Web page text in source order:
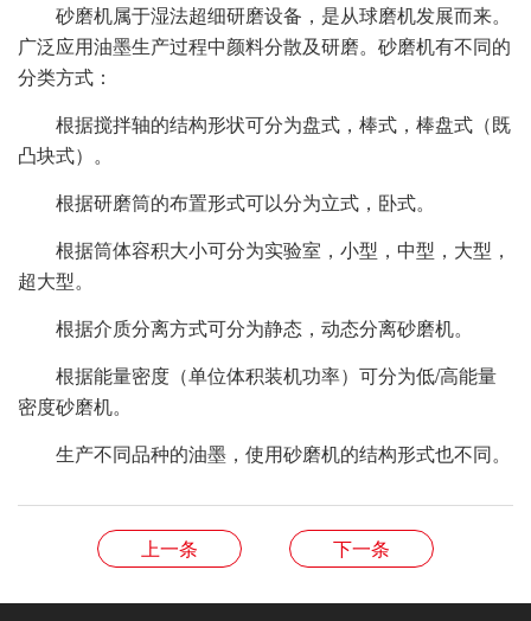
砂磨机属于湿法超细研磨设备，是从球磨机发展而来。
广泛应用油墨生产过程中颜料分散及研磨。砂磨机有不同的
分类方式：
根据搅拌轴的结构形状可分为盘式，棒式，棒盘式（既
凸块式）。
根据研磨筒的布置形式可以分为立式，卧式。
根据筒体容积大小可分为实验室，小型，中型，大型，
超大型。
根据介质分离方式可分为静态，动态分离砂磨机。
根据能量密度（单位体积装机功率）可分为低/高能量
密度砂磨机。
生产不同品种的油墨，使用砂磨机的结构形式也不同。
上一条 下一条